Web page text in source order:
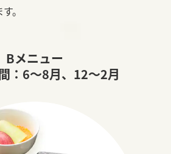
。
Bメニュー
：6～8月、12～2月